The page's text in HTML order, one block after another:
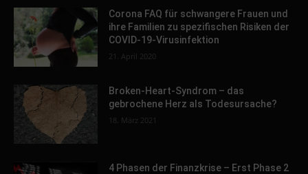
Corona FAQ für schwangere Frauen und
ihre Familien zu spezifischen Risiken der
COVID-19-Virusinfektion
21. April 2020
Broken-Heart-Syndrom – das
gebrochene Herz als Todesursache?
18. März 2021
4 Phasen der Finanzkrise – Erst Phase 2